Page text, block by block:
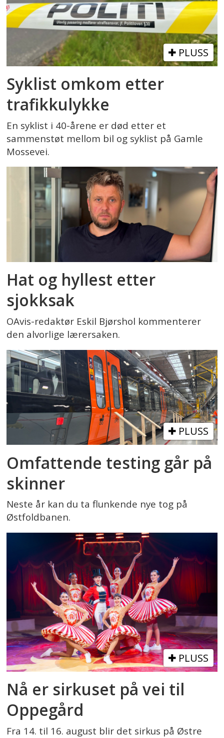
PLUSS
Syklist omkom etter
trafikkulykke
En syklist i 40-årene er død etter et
sammenstøt mellom bil og syklist på Gamle
Mossevei.
Hat og hyllest etter
sjokksak
OAvis-redaktør Eskil Bjørshol kommenterer
den alvorlige lærersaken.
PLUSS
Omfattende testing går på
skinner
Neste år kan du ta flunkende nye tog på
Østfoldbanen.
PLUSS
Nå er sirkuset på vei til
Oppegård
Fra 14. til 16. august blir det sirkus på Østre